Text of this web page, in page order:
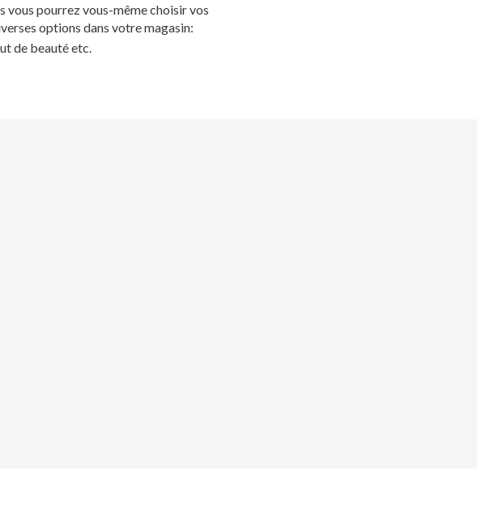
vous pourrez vous-même choisir vos
options dans votre magasin:
de beauté etc.